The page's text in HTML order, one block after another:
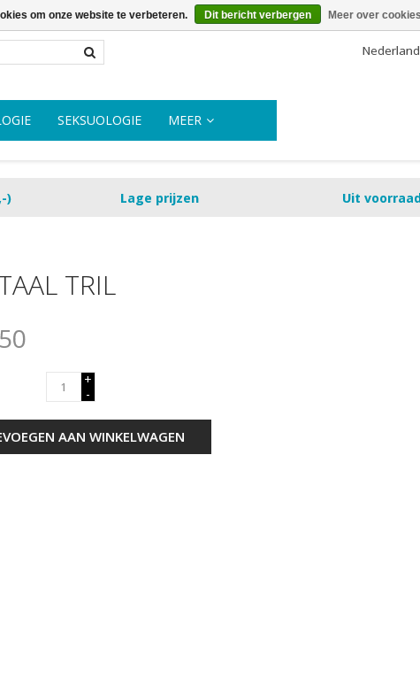
SEKSUOLOGIE MEER
) Lage prijzen Uit
TRIL
+
-
AAN WINKELWAGEN
om onze website te verbeteren. Dit bericht verbergen Meer over